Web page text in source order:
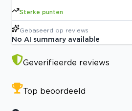
Sterke punten
Gebaseerd op reviews
No AI summary available
Geverifieerde reviews
Top beoordeeld